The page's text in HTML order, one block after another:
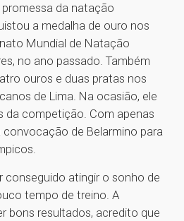
promessa da natação
a medalha de ouro nos
Mundial de Natação
no ano passado. Também
ouros e duas pratas nos
de Lima. Na ocasião, ele
da competição. Com apenas
convocação de Belarmino para
conseguido atingir o sonho de
tempo de treino. A
bons resultados, acredito que